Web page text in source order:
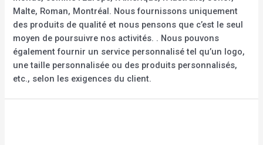
Malte, Roman, Montréal. Nous fournissons uniquement
des produits de qualité et nous pensons que c’est le seul
moyen de poursuivre nos activités. . Nous pouvons
également fournir un service personnalisé tel qu’un logo,
une taille personnalisée ou des produits personnalisés,
etc., selon les exigences du client.